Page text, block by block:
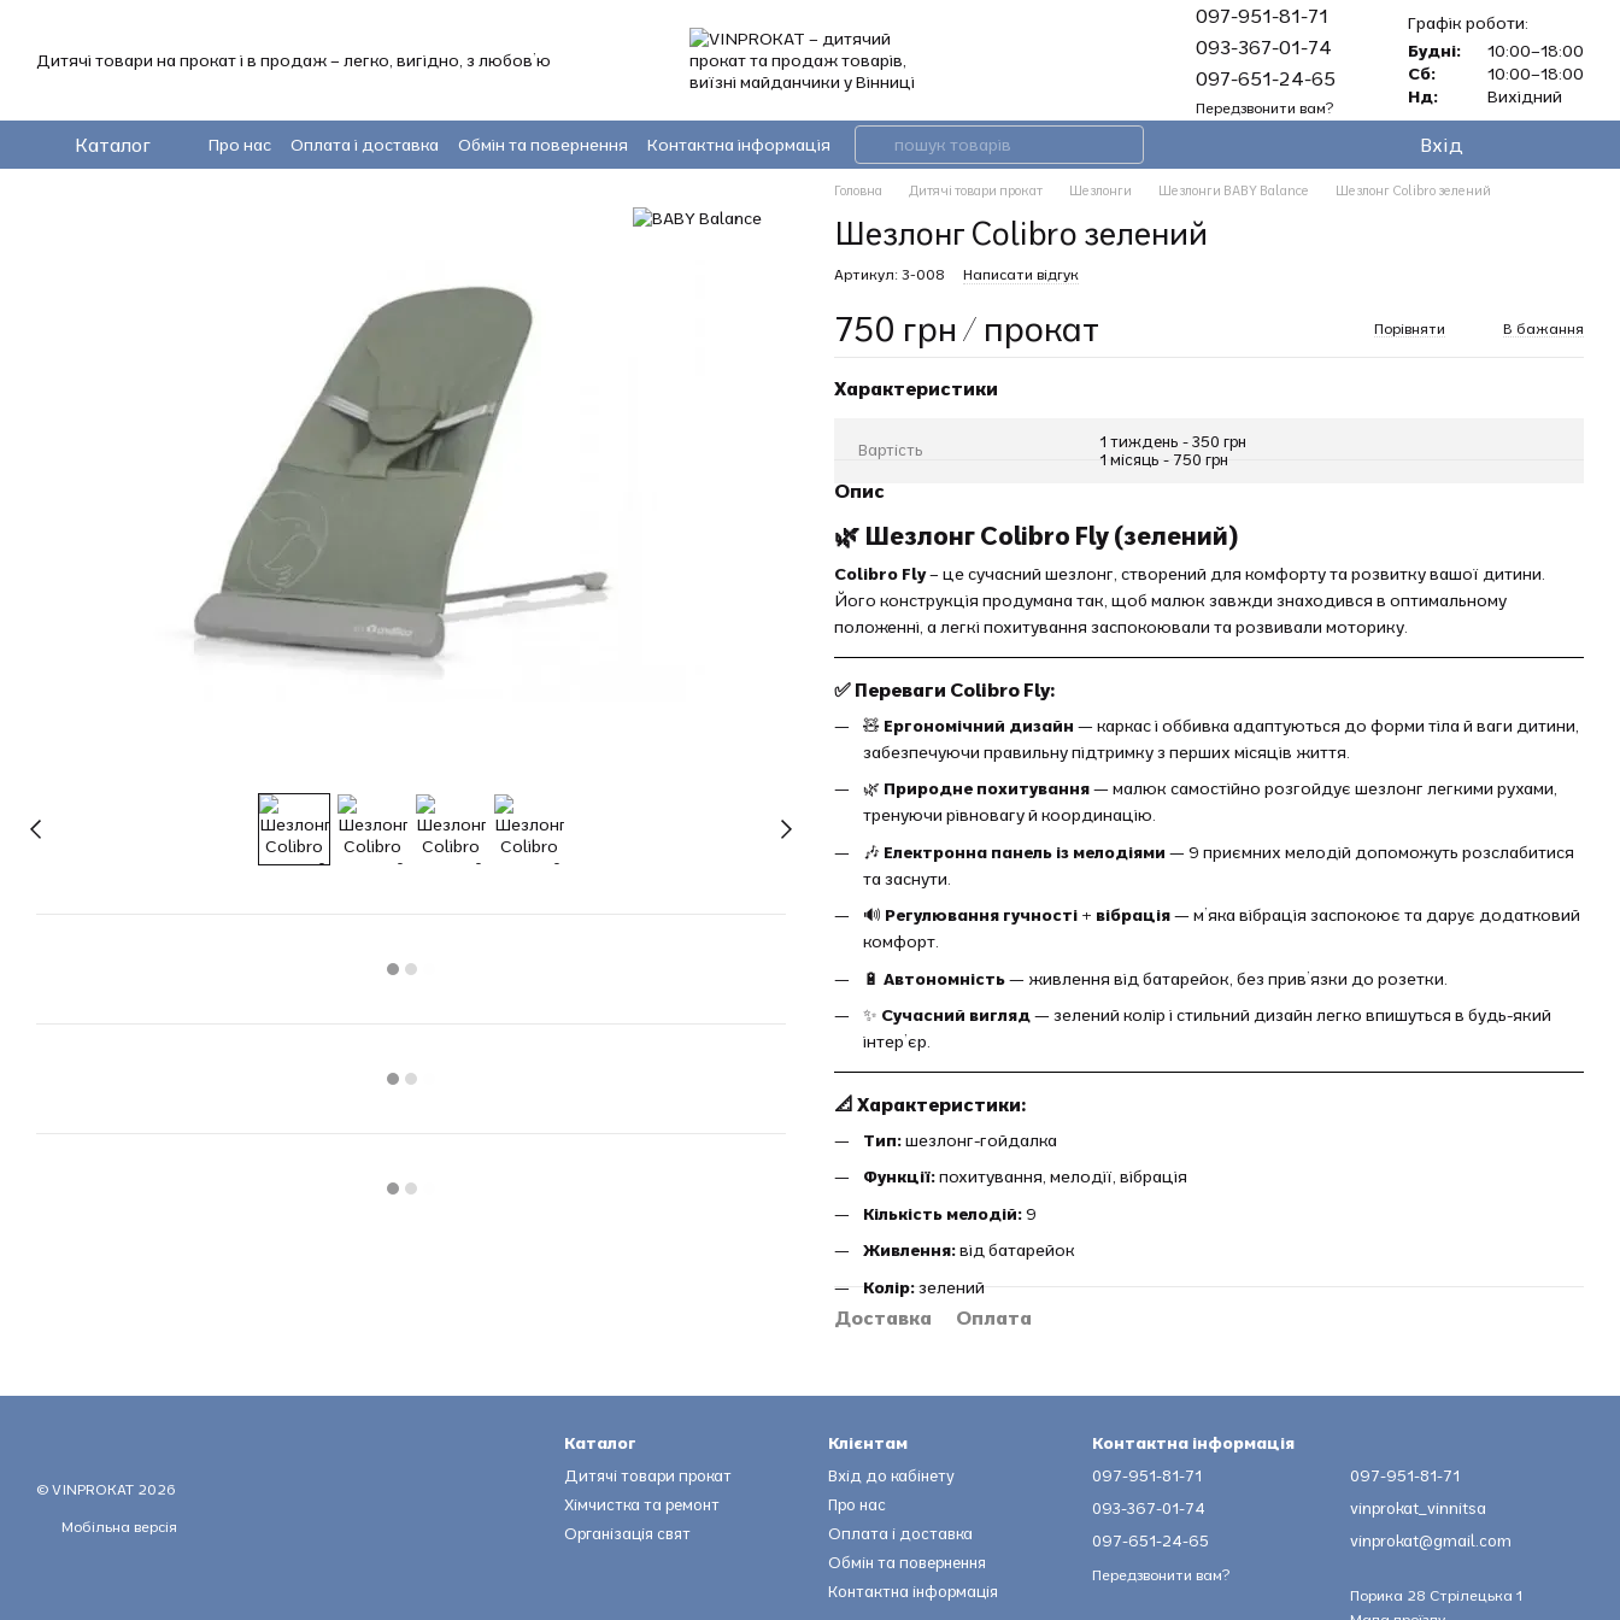
Дитячі товари на прокат і в продаж – легко, вигідно, з любов’ю
097-951-81-71
093-367-01-74
097-651-24-65
Передзвонити вам?
Графік роботи:
Будні:
10:00–18:00
Сб:
10:00–18:00
Нд:
Вихідний
Каталог Про нас Оплата і доставка Обмін та повернення Контактна інформація Вхід
Головна Дитячі товари прокат Шезлонги Шезлонги BABY Balance Шезлонг Colibro зелений
Шезлонг Colibro зелений
Артикул: 3-008 Написати відгук
750 грн / прокат Порівняти В бажання
Характеристики
Вартість
1 тиждень - 350 грн
1 місяць - 750 грн
Опис
🌿 Шезлонг Colibro Fly (зелений)
Colibro Fly– це сучасний шезлонг, створений для комфорту та розвитку вашої дитини.
Його конструкція продумана так, щоб малюк завжди знаходився в оптимальному
положенні, а легкі похитування заспокоювали та розвивали моторику.
✅ Переваги Colibro Fly:
🧸 Ергономічний дизайн — каркас і оббивка адаптуються до форми тіла й ваги дитини,
забезпечуючи правильну підтримку з перших місяців життя.
🌿 Природне похитування— малюк самостійно розгойдує шезлонг легкими рухами,
тренуючи рівновагу й координацію.
🎶 Електронна панель із мелодіями — 9 приємних мелодій допоможуть розслабитися
та заснути.
🔊 Регулювання гучності + вібрація— м’яка вібрація заспокоює та дарує додатковий
комфорт.
🔋 Автономність— живлення від батарейок, без прив’язки до розетки.
✨ Сучасний вигляд— зелений колір і стильний дизайн легко впишуться в будь-який
інтер’єр.
📐 Характеристики:
Тип:шезлонг-гойдалка
Функції:похитування, мелодії, вібрація
Кількість мелодій:9
Живлення:від батарейок
Колір:зелений
Доставка Оплата
© VINPROKAT 2026
Мобільна версія
Каталог
Дитячі товари прокат
Хімчистка та ремонт
Організація свят
Клієнтам
Вхід до кабінету
Про нас
Оплата і доставка
Обмін та повернення
Контактна інформація
Контактна інформація
097-951-81-71
093-367-01-74
097-651-24-65
Передзвонити вам?
097-951-81-71
vinprokat_vinnitsa
vinprokat@gmail.com
Порика 28 Стрілецька 1